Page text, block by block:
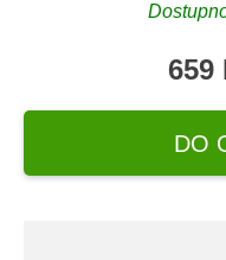
659
DO